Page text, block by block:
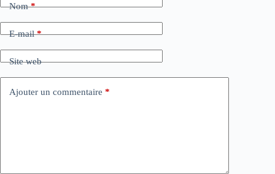
Nom*
E-mail*
Site web
Ajouter un commentaire *